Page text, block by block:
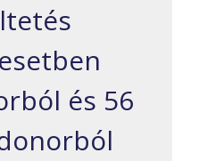
és 56